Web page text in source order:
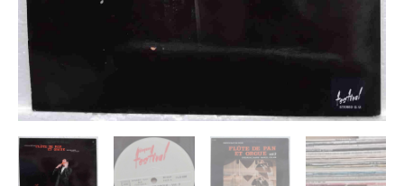
Disc
VINIL
LP
VG